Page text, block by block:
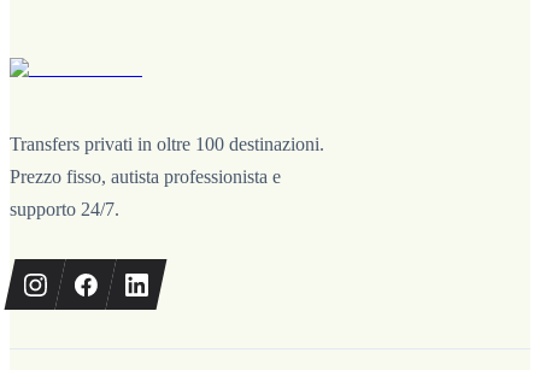
Transfers privati in oltre 100 destinazioni.
Prezzo fisso, autista professionista e
supporto 24/7.